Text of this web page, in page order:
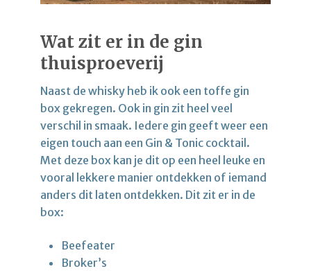
Wat zit er in de gin
thuisproeverij
Naast de whisky heb ik ook een toffe gin
box gekregen. Ook in gin zit heel veel
verschil in smaak. Iedere gin geeft weer een
eigen touch aan een Gin & Tonic cocktail.
Met deze box kan je dit op een heel leuke en
vooral lekkere manier ontdekken of iemand
anders dit laten ontdekken. Dit zit er in de
box:
Beefeater
Broker’s